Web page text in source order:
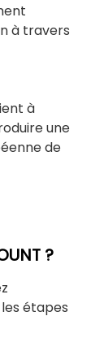
à travers
à
une
de
?
les étapes